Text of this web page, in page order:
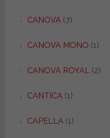
CANOVA (7)
CANOVA MONO (1)
CANOVA ROYAL (2)
CANTICA (1)
CAPELLA (1)